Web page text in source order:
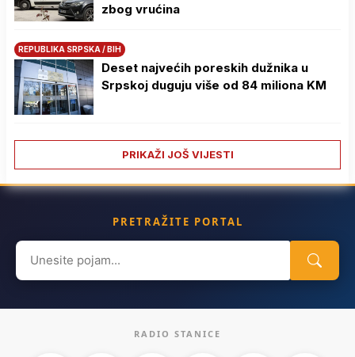
zbog vrućina
REPUBLIKA SRPSKA / BIH
Deset najvećih poreskih dužnika u
Srpskoj duguju više od 84 miliona KM
PRIKAŽI JOŠ VIJESTI
PRETRAŽITE PORTAL
Search
for:
RADIO STANICE